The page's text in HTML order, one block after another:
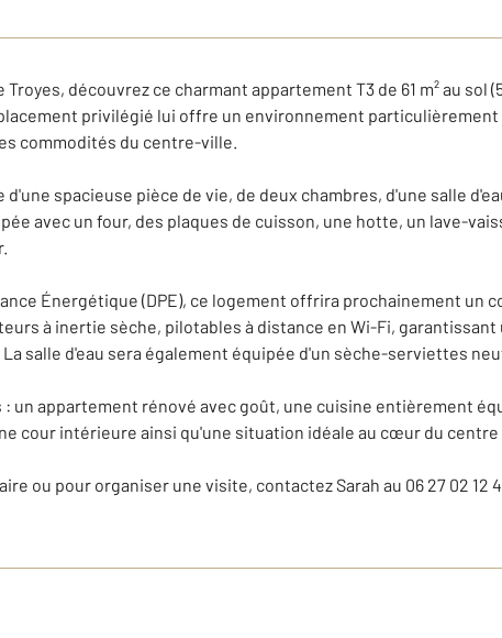
découvrez ce charmant appartement T3 de 61 m² au sol
privilégié lui offre un environnement
commodités du centre-ville.
spacieuse pièce de vie, de deux chambres, d'une salle
avec un four, des plaques de cuisson, une hotte, un lave-
Énergétique (DPE), ce logement offrira prochainement un
à inertie sèche, pilotables à distance en Wi-Fi,
salle d'eau sera également équipée d'un sèche-serviettes
un appartement rénové avec goût, une cuisine entièrement
cour intérieure ainsi qu'une situation idéale au cœur du
ou pour organiser une visite, contactez Sarah au 06 27 02 12